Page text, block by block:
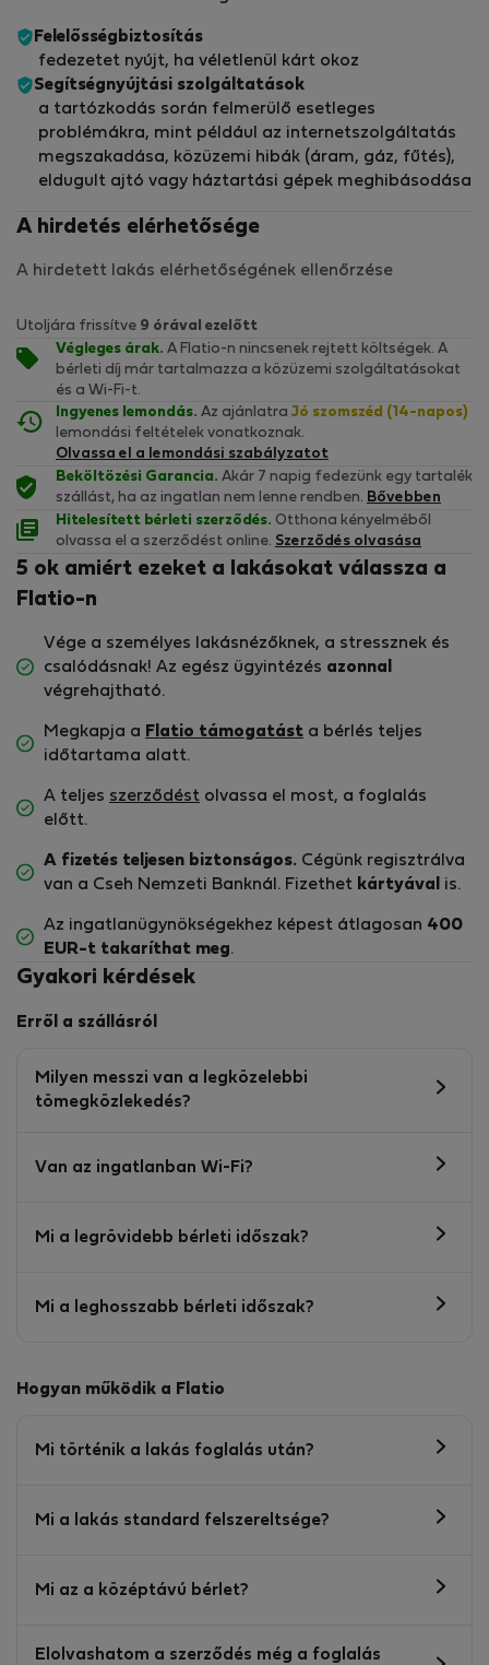
Felelősségbiztosítás
fedezetet nyújt, ha véletlenül kárt okoz
Segítségnyújtási szolgáltatások
a tartózkodás során felmerülő esetleges
problémákra, mint például az internetszolgáltatás
megszakadása, közüzemi hibák (áram, gáz, fűtés),
eldugult ajtó vagy háztartási gépek meghibásodása
A hirdetés elérhetősége
A hirdetett lakás elérhetőségének ellenőrzése
Utoljára frissítve 9 órával ezelőtt
Végleges árak. A Flatio-n nincsenek rejtett költségek. A
bérleti díj már tartalmazza a közüzemi szolgáltatásokat
és a Wi-Fi-t.
Ingyenes lemondás. Az ajánlatra Jó szomszéd (14-napos)
lemondási feltételek vonatkoznak.
Olvassa el a lemondási szabályzatot
Beköltözési Garancia. Akár 7 napig fedezünk egy tartalék
szállást, ha az ingatlan nem lenne rendben. Bővebben
Hitelesített bérleti szerződés. Otthona kényelméből
olvassa el a szerződést online. Szerződés olvasása
5 ok amiért ezeket a lakásokat válassza a
Flatio-n
Vége a személyes lakásnézőknek, a stressznek és
csalódásnak! Az egész ügyintézés azonnal
végrehajtható.
Megkapja a Flatio támogatást a bérlés teljes
időtartama alatt.
A teljes szerződést olvassa el most, a foglalás
előtt.
A fizetés teljesen biztonságos. Cégünk regisztrálva
van a Cseh Nemzeti Banknál. Fizethet kártyával is.
Az ingatlanügynökségekhez képest átlagosan 400
EUR-t takaríthat meg.
Gyakori kérdések
Erről a szállásról
Milyen messzi van a legközelebbi
tömegközlekedés?
Van az ingatlanban Wi-Fi?
Mi a legrövidebb bérleti időszak?
Mi a leghosszabb bérleti időszak?
Hogyan működik a Flatio
Mi történik a lakás foglalás után?
Mi a lakás standard felszereltsége?
Mi az a középtávú bérlet?
Elolvashatom a szerződés még a foglalás